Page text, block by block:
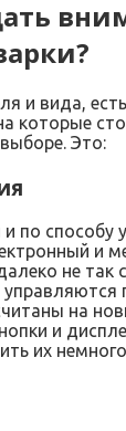
и вида,
которые
Это:
по способу
и
не так
на
и
их